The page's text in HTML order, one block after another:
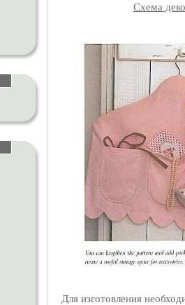
Схема
Для изготовления